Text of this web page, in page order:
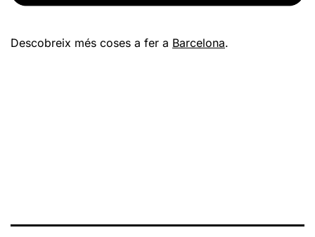
Descobreix més coses a fer a Barcelona.